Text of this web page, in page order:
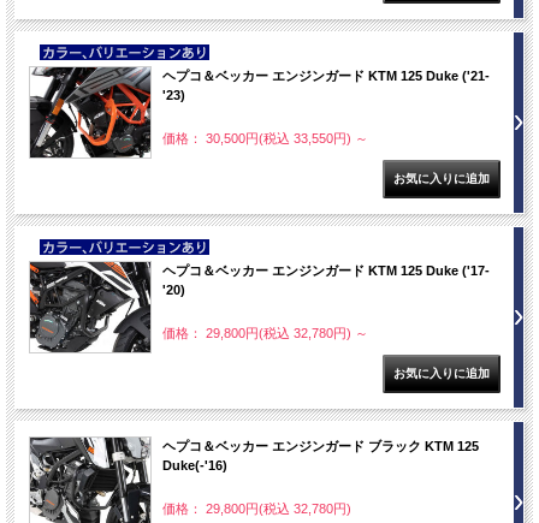
NEW
ヘプコ＆ベッカー エンジンガード KTM 125 Duke ('21-
'23)
価格： 30,500円(税込 33,550円) ～
NEW
ヘプコ＆ベッカー エンジンガード KTM 125 Duke ('17-
'20)
価格： 29,800円(税込 32,780円) ～
ヘプコ＆ベッカー エンジンガード ブラック KTM 125
Duke(-'16)
価格： 29,800円(税込 32,780円)